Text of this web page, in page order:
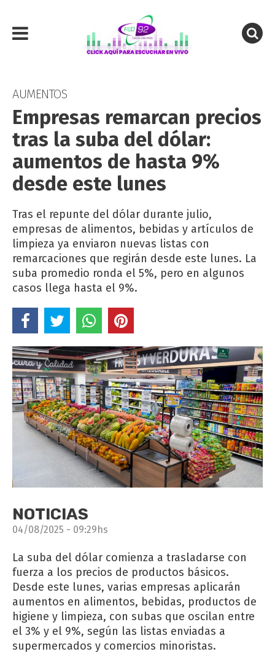
AUMENTOS
Empresas remarcan precios
tras la suba del dólar:
aumentos de hasta 9%
desde este lunes
Tras el repunte del dólar durante julio,
empresas de alimentos, bebidas y artículos de
limpieza ya enviaron nuevas listas con
remarcaciones que regirán desde este lunes. La
suba promedio ronda el 5%, pero en algunos
casos llega hasta el 9%.
NOTICIAS
04/08/2025 - 09:29hs
La suba del dólar comienza a trasladarse con
fuerza a los precios de productos básicos.
Desde este lunes, varias empresas aplicarán
aumentos en alimentos, bebidas, productos de
higiene y limpieza, con subas que oscilan entre
el 3% y el 9%, según las listas enviadas a
supermercados y comercios minoristas.